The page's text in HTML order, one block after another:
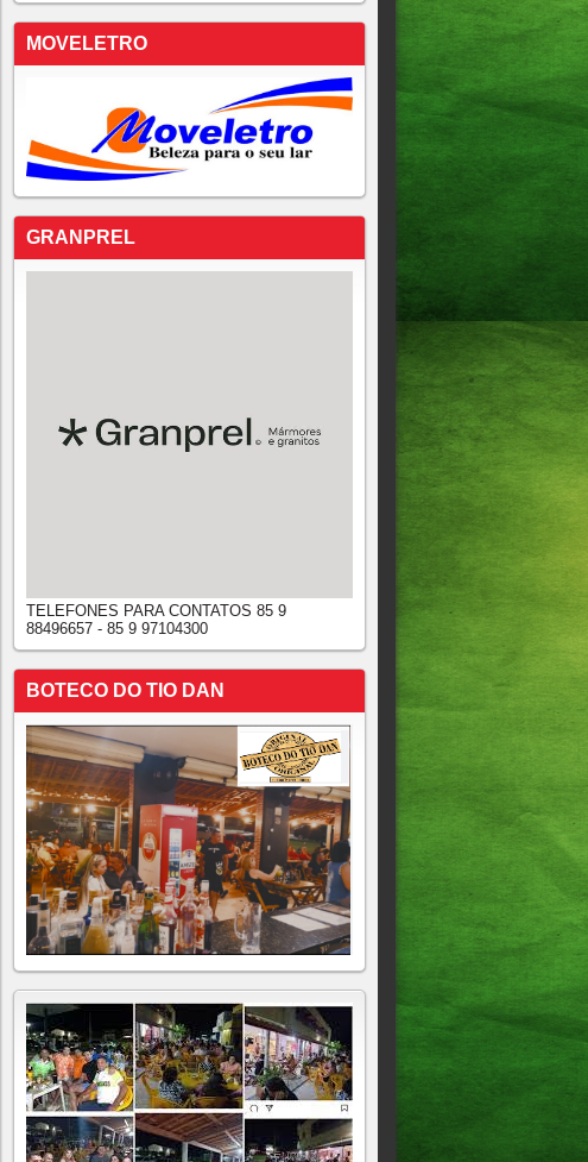
MOVELETRO
GRANPREL
TELEFONES PARA CONTATOS 85 9
88496657 - 85 9 97104300
BOTECO DO TIO DAN